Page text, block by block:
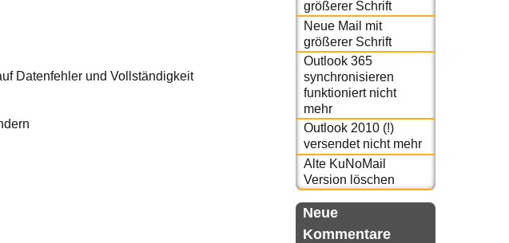
Datenfehler und Vollständigkeit
größerer Schrift
Neue Mail mit
größerer Schrift
Outlook 365
synchronisieren
funktioniert nicht
mehr
Outlook 2010 (!)
versendet nicht mehr
Alte KuNoMail
Version löschen
Neue
Kommentare